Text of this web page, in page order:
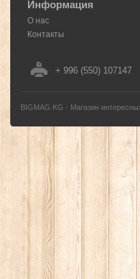
Информация
О нас
Контакты
+ 996 (550) 107147
BIGMAG.KG - Магазин
без письменного разрешения